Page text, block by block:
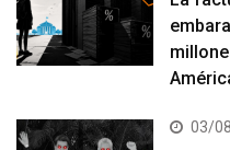
03/